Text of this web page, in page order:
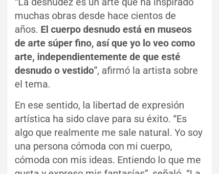
muchas obras desde hace cientos de
años. El cuerpo desnudo está en museos
de arte súper fino, así que yo lo veo como
arte, independientemente de que esté
desnudo o vestido”, afirmó la artista sobre
el tema.
En ese sentido, la libertad de expresión
artística ha sido clave para su éxito. “Es
algo que realmente me sale natural. Yo soy
una persona cómoda con mi cuerpo,
cómoda con mis ideas. Entiendo lo que me